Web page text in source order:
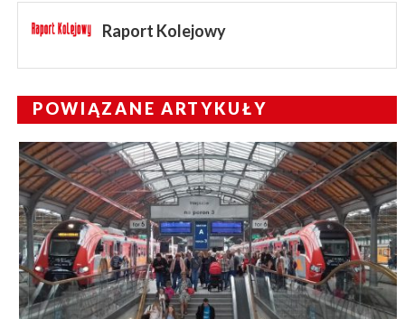
Raport Kolejowy
POWIĄZANE ARTYKUŁY